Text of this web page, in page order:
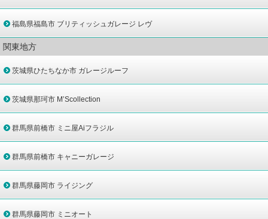
福島県福島市 ブリティッシュガレージ レヴ
関東地方
茨城県ひたちなか市 ガレージルーフ
茨城県那珂市 M’Scollection
群馬県前橋市 ミニ屋Aiフラジル
群馬県前橋市 キャニーガレージ
群馬県藤岡市 ライジング
群馬県藤岡市 ミニオート